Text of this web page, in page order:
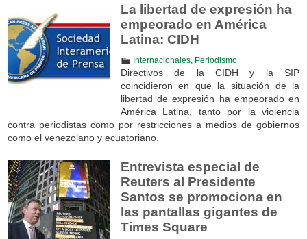
La libertad de expresión ha
empeorado en América
Latina: CIDH
Internacionales, Periodismo
Directivos de la CIDH y la SIP
coincidieron en que la situación de la
libertad de expresión ha empeorado en
América Latina, tanto por la violencia
contra periodistas como por restricciones a medios de gobiernos
como el venezolano y ecuatoriano.
Entrevista especial de
Reuters al Presidente
Santos se promociona en
las pantallas gigantes de
Times Square